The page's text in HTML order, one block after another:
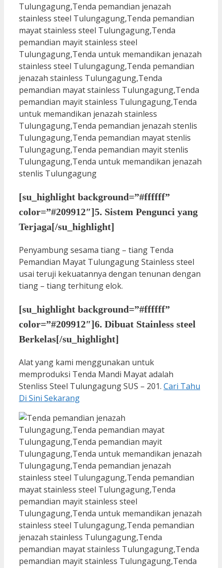
[su_highlight background=”#ffffff”
color=”#209912″]5. Sistem Pengunci yang
Terjaga[/su_highlight]
Penyambung sesama tiang – tiang Tenda
Pemandian Mayat Tulungagung Stainless steel
usai teruji kekuatannya dengan tenunan dengan
tiang – tiang terhitung elok.
[su_highlight background=”#ffffff”
color=”#209912″]6. Dibuat Stainless steel
Berkelas[/su_highlight]
Alat yang kami menggunakan untuk
memproduksi Tenda Mandi Mayat adalah
Stenliss Steel Tulungagung SUS – 201. Cari Tahu
Di Sini Sekarang